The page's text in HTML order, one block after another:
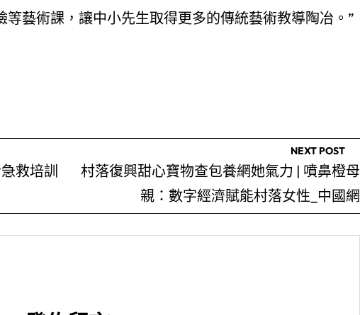
藝術課，讓中小先生取得更多的傳統藝術教導陶冶。”
救培訓
NEXT POST
村落復興甜心寶物查包養網她氣力 | 噴鼻橙母
親：數字經濟賦能村落女性_中國網